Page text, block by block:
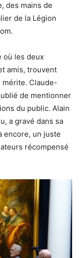
des mains de
de la Légion
où les deux
amis, trouvent
Claude-
de mentionner
du public. Alain
a gravé dans sa
encore, un juste
récompensé